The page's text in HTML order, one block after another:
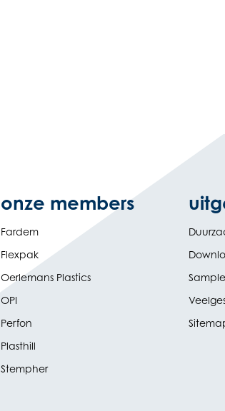
onze members
Fardem
Flexpak
Oerlemans Plastics
OPI
Perfon
Plasthill
Stempher